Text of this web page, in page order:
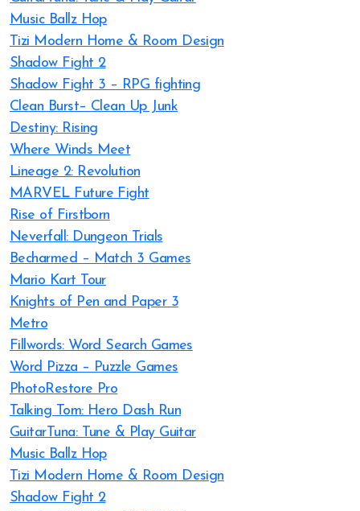
Music Ballz Hop
Tizi Modern Home & Room Design
Shadow Fight 2
Shadow Fight 3 – RPG fighting
Clean Burst– Clean Up Junk
Destiny: Rising
Where Winds Meet
Lineage 2: Revolution
MARVEL Future Fight
Rise of Firstborn
Neverfall: Dungeon Trials
Becharmed – Match 3 Games
Mario Kart Tour
Knights of Pen and Paper 3
Metro
Fillwords: Word Search Games
Word Pizza – Puzzle Games
PhotoRestore Pro
Talking Tom: Hero Dash Run
GuitarTuna: Tune & Play Guitar
Music Ballz Hop
Tizi Modern Home & Room Design
Shadow Fight 2